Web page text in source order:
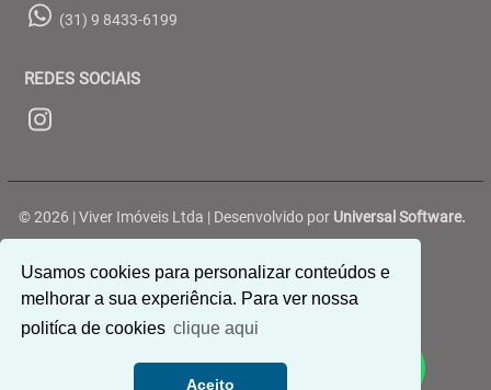
Usamos cookies para personalizar conteúdos e
melhorar a sua experiência. Para ver nossa
politíca de cookies clique aqui
Aceito
(31) 9 8433-6199
REDES SOCIAIS
© 2026 | Viver Imóveis Ltda | Desenvolvido por Universal Software.
Rua Belterra, 188 - Ouro Preto - Belo Horizonte/MG